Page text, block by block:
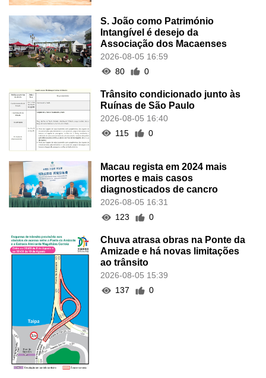
S. João como Património
Intangível é desejo da
Associação dos Macaenses
2026-08-05 16:59
80
0
Trânsito condicionado junto às
Ruínas de São Paulo
2026-08-05 16:40
115
0
Macau regista em 2024 mais
mortes e mais casos
diagnosticados de cancro
2026-08-05 16:31
123
0
Chuva atrasa obras na Ponte da
Amizade e há novas limitações
ao trânsito
2026-08-05 15:39
137
0